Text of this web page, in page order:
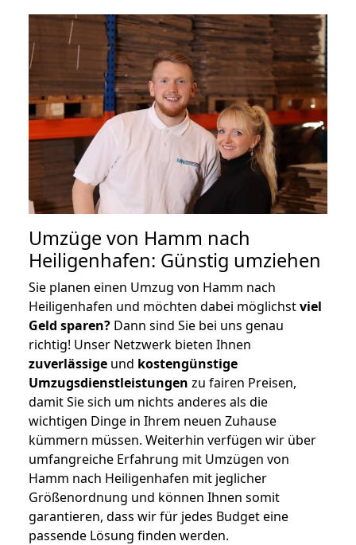
Umzüge von Hamm nach
Heiligenhafen: Günstig umziehen
Sie planen einen Umzug von Hamm nach
Heiligenhafen und möchten dabei möglichstviel
Geld sparen? Dann sind Sie bei uns genau
richtig! Unser Netzwerk bieten Ihnen
zuverlässige und kostengünstige
Umzugsdienstleistungen zu fairen Preisen,
damit Sie sich um nichts anderes als die
wichtigen Dinge in Ihrem neuen Zuhause
kümmern müssen. Weiterhin verfügen wir über
umfangreiche Erfahrung mit Umzügen von
Hamm nach Heiligenhafen mit jeglicher
Größenordnung und können Ihnen somit
garantieren, dass wir für jedes Budget eine
passende Lösung finden werden.